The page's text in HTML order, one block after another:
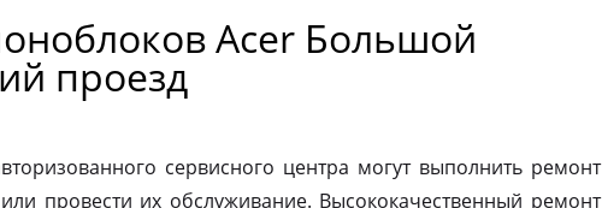
Acer Большой
проезд
сервисного центра могут выполнить ремонт
провести их обслуживание. Высококачественный ремонт